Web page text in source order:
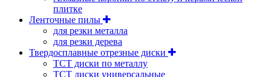
плитке
Ленточные пилы
для резки металла
для резки дерева
Твердосплавные отрезные диски
ТСТ диски по металлу
ТСТ диски универсальные